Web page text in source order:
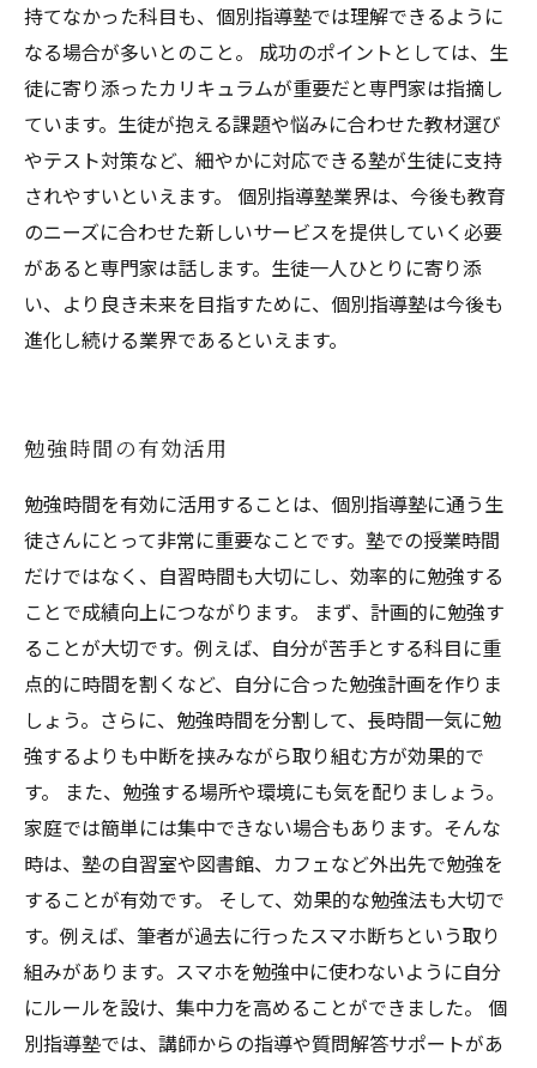
持てなかった科目も、個別指導塾では理解できるように
なる場合が多いとのこと。 成功のポイントとしては、生
徒に寄り添ったカリキュラムが重要だと専門家は指摘し
ています。生徒が抱える課題や悩みに合わせた教材選び
やテスト対策など、細やかに対応できる塾が生徒に支持
されやすいといえます。 個別指導塾業界は、今後も教育
のニーズに合わせた新しいサービスを提供していく必要
があると専門家は話します。生徒一人ひとりに寄り添
い、より良き未来を目指すために、個別指導塾は今後も
進化し続ける業界であるといえます。
勉強時間の有効活用
勉強時間を有効に活用することは、個別指導塾に通う生
徒さんにとって非常に重要なことです。塾での授業時間
だけではなく、自習時間も大切にし、効率的に勉強する
ことで成績向上につながります。 まず、計画的に勉強す
ることが大切です。例えば、自分が苦手とする科目に重
点的に時間を割くなど、自分に合った勉強計画を作りま
しょう。さらに、勉強時間を分割して、長時間一気に勉
強するよりも中断を挟みながら取り組む方が効果的で
す。 また、勉強する場所や環境にも気を配りましょう。
家庭では簡単には集中できない場合もあります。そんな
時は、塾の自習室や図書館、カフェなど外出先で勉強を
することが有効です。 そして、効果的な勉強法も大切で
す。例えば、筆者が過去に行ったスマホ断ちという取り
組みがあります。スマホを勉強中に使わないように自分
にルールを設け、集中力を高めることができました。 個
別指導塾では、講師からの指導や質問解答サポートがあ